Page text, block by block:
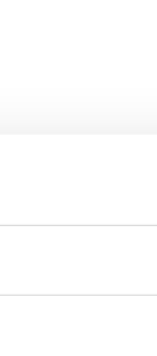
kennisbank
recept
oordeel